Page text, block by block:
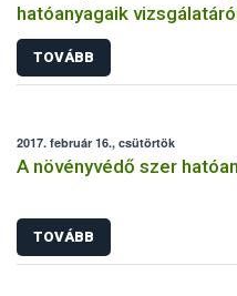
hatóanyagaik
TOVÁBB
2017. február 16., csütörtök
A növényvédő szer
TOVÁBB